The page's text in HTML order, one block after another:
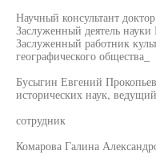
Научный консультант
Заслуженный деятель
Заслуженный работник
географического общества_
Бусыгин Евгений
исторических наук,
сотрудник
Комарова Галина